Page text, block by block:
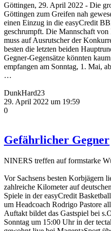
Göttingen, 29. April 2022 - Die
Göttingen zum Greifen nah
einen Einzug in die easyCredit
geschrumpft. Die Mannschaft
muss auf Ausrutscher der
besten die letzten beiden
Gegner-Gegensätze könnten
empfangen am Sonntag, 1. Mai,
…
DunkHard23
29. April 2022 um 19:59
0
Gefährlicher Gegner
NINERS treffen auf formstarke
Vor Sachsens besten Korbjägern
zahlreiche Kilometer auf
Spiele in der easyCredit
um Headcoach Rodrigo Pastore
Auftakt bildet das Gastspiel bei
Sonntag um 15:00 Uhr in der